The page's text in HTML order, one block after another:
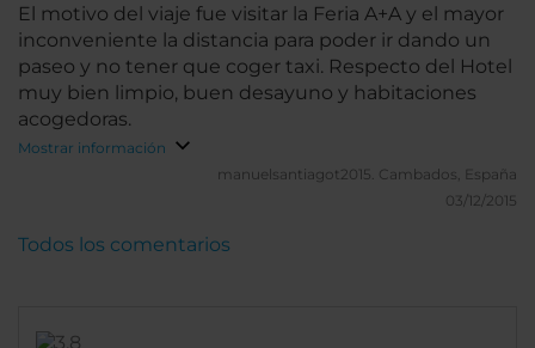
El motivo del viaje fue visitar la Feria A+A y el mayor
inconveniente la distancia para poder ir dando un
paseo y no tener que coger taxi. Respecto del Hotel
muy bien limpio, buen desayuno y habitaciones
acogedoras.
Mostrar información
manuelsantiagot2015. Cambados, España
03/12/2015
Todos los comentarios